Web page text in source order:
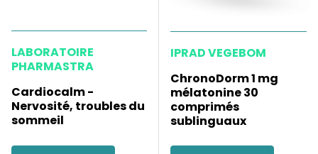
LABORATOIRE
PHARMASTRA
Cardiocalm -
Nervosité, troubles du
sommeil
IPRAD VEGEBOM
ChronoDorm 1 mg
mélatonine 30
comprimés
sublinguaux